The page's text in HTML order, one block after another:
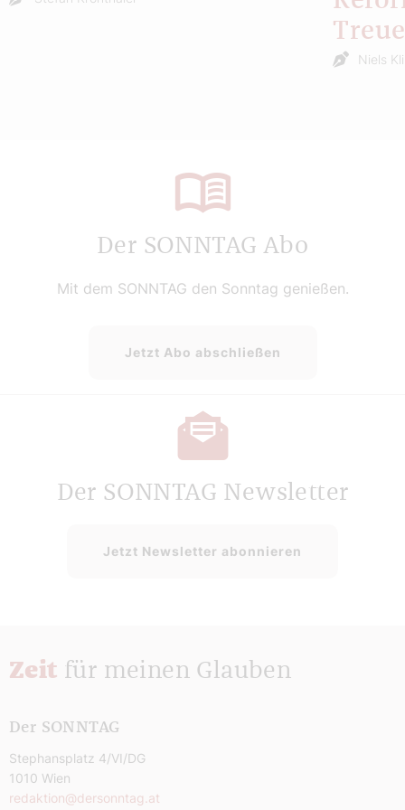
Treue
Niels
Der SONNTAG Abo
Mit dem SONNTAG den Sonntag genießen.
Jetzt Abo abschließen
Der SONNTAG Newsletter
Jetzt Newsletter abonnieren
Zeit für meinen Glauben
Der SONNTAG
Stephansplatz 4/VI/DG
1010 Wien
redaktion@dersonntag.at